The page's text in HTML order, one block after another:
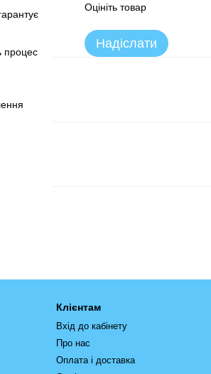
процес
Оцініть товар
Надіслати
Клієнтам
Вхід до кабінету
Про нас
Оплата і доставка